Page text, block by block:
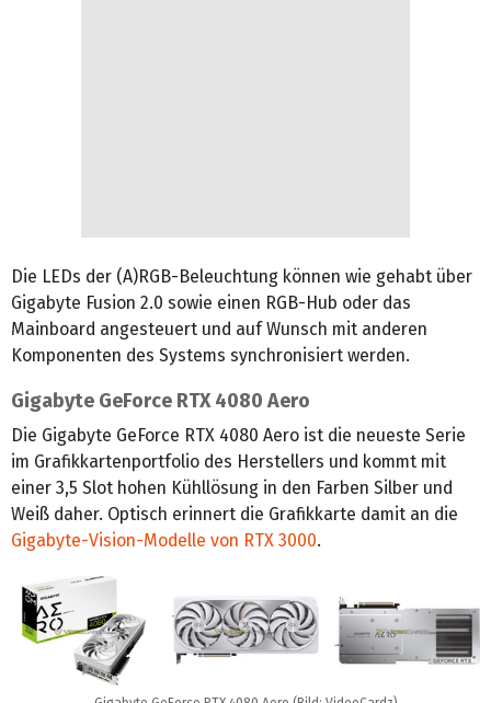
Die LEDs der (A)RGB-Beleuchtung können wie gehabt über
Gigabyte Fusion 2.0 sowie einen RGB-Hub oder das
Mainboard angesteuert und auf Wunsch mit anderen
Komponenten des Systems synchronisiert werden.
Gigabyte GeForce RTX 4080 Aero
Die Gigabyte GeForce RTX 4080 Aero ist die neueste Serie
im Grafikkartenportfolio des Herstellers und kommt mit
einer 3,5 Slot hohen Kühllösung in den Farben Silber und
Weiß daher. Optisch erinnert die Grafikkarte damit an die
Gigabyte-Vision-Modelle von RTX 3000.